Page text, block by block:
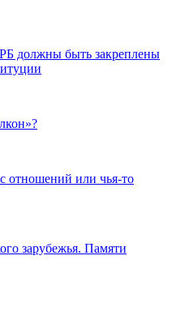
должны быть закреплены
отношений или чья-то
зарубежья. Памяти